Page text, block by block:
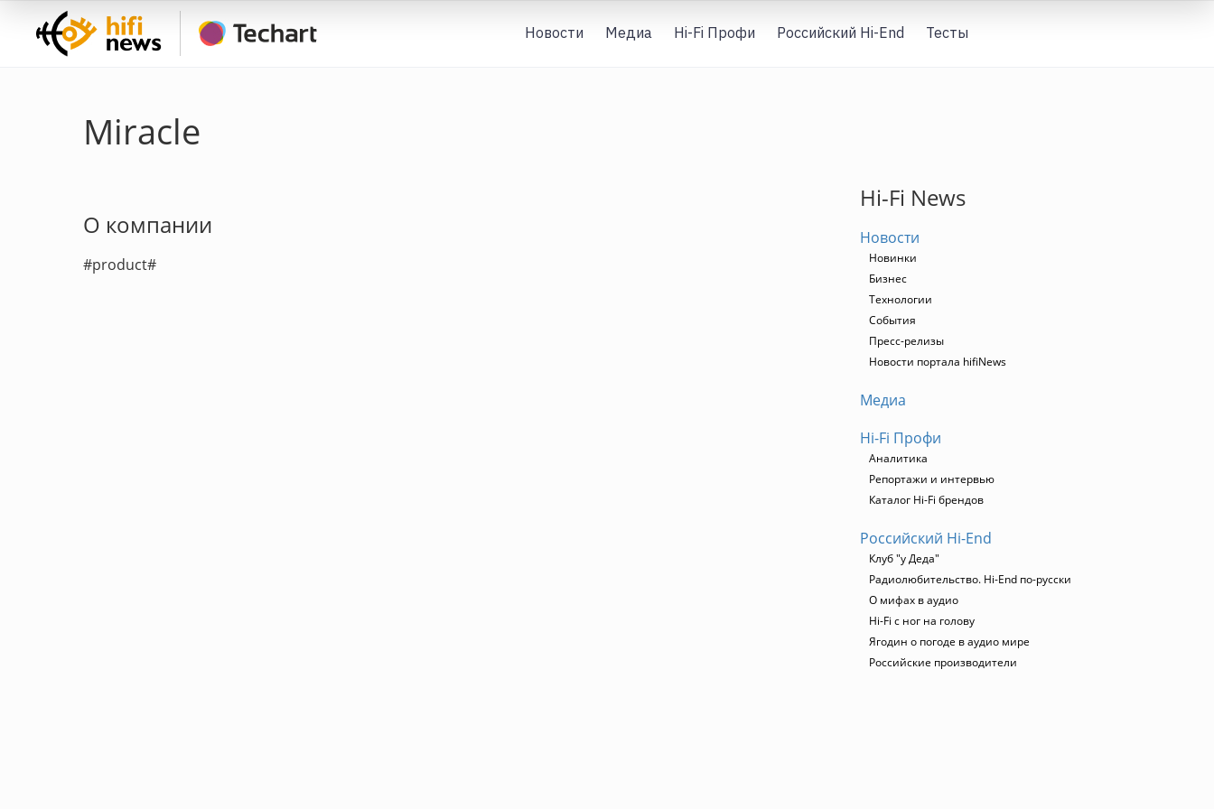
Новости Медиа Hi-Fi Профи Российский Hi-End Тесты
Miracle
О компании
#product#
Hi-Fi News
Новости
Новинки
Бизнес
Технологии
События
Пресс-релизы
Новости портала hifiNews
Медиа
Hi-Fi Профи
Аналитика
Репортажи и интервью
Каталог Hi-Fi брендов
Российский Hi-End
Клуб "у Деда"
Радиолюбительство. Hi-End по-русски
О мифах в аудио
Hi-Fi с ног на голову
Ягодин о погоде в аудио мире
Российские производители